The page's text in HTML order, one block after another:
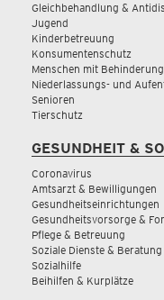
Gleichbehandlung &
Jugend
Kinderbetreuung
Konsumentenschutz
Menschen mit Behinderung
Niederlassungs- und
Senioren
Tierschutz
GESUNDHEIT &
Coronavirus
Amtsarzt & Bewilligungen
Gesundheitseinrichtungen
Gesundheitsvorsorge &
Pflege & Betreuung
Soziale Dienste & Beratung
Sozialhilfe
Beihilfen & Kurplätze